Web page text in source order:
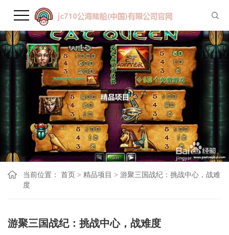
当前位置： 首页 > 精品项目 > 游聚三国战纪：挑战中心，战难
度
游聚三国战纪：挑战中心，战难度